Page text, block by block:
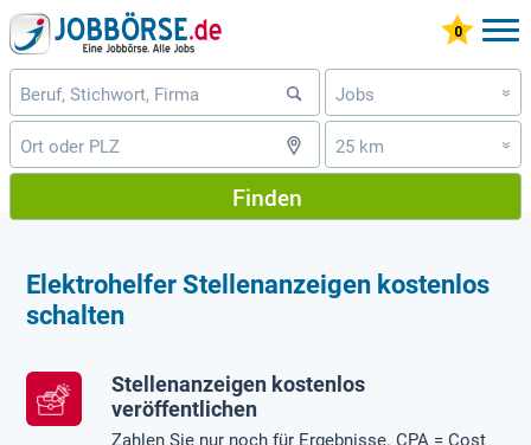
Jobs »
25 km »
Finden
Elektrohelfer Stellenanzeigen kostenlos
schalten
Stellenanzeigen kostenlos
veröffentlichen
Zahlen Sie nur noch für Ergebnisse. CPA = Cost